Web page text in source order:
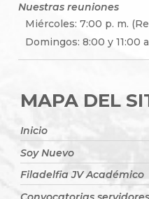
Nuestras reuniones
Miércoles: 7:00 p. m.
Domingos: 8:00 y 11:00
MAPA DEL
Inicio
Soy Nuevo
Filadelfia JV Académico